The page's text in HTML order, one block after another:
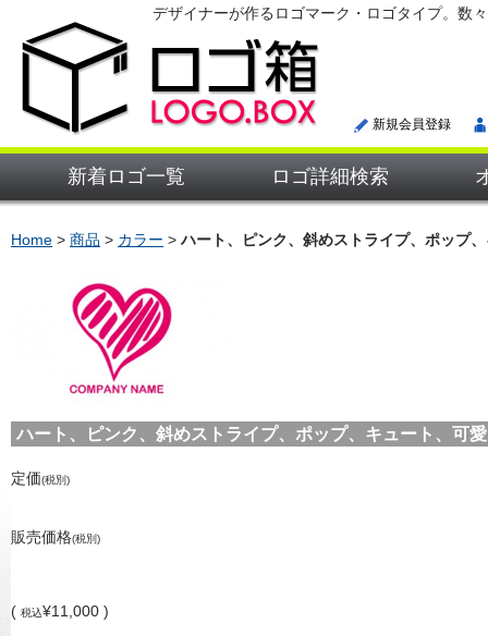
デザイナーが作るロゴマーク・ロゴタイプ。数
新規会員登録
新着ロゴ一覧 ロゴ詳細検索
Home > 商品 > カラー >ハート、ピンク、斜めストライプ、ポップ
ハート、ピンク、斜めストライプ、ポップ、キュート、可
定価(税別)
販売価格(税別)
( 税込¥11,000 )